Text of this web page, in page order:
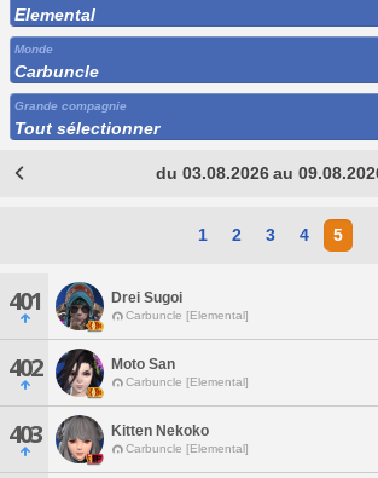
Elemental
Monde
Carbuncle
Grande compagnie
Tout sélectionner
du 03.08.2026 au
1 2 3 4 5
401 Drei Sugoi
Carbuncle [Elemental]
402 Moto San
Carbuncle [Elemental]
403 Kitten Nekoko
Carbuncle [Elemental]